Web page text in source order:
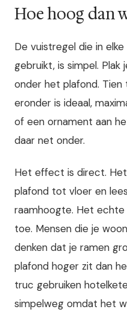
Hoe hoog dan
De vuistregel die in
gebruikt, is simpel.
onder het plafond.
eronder is ideaal,
of een ornament aan
daar net onder.
Het effect is direct.
plafond tot vloer en
raamhoogte. Het
toe. Mensen die je
denken dat je ramen
plafond hoger zit dan
truc gebruiken
simpelweg omdat het